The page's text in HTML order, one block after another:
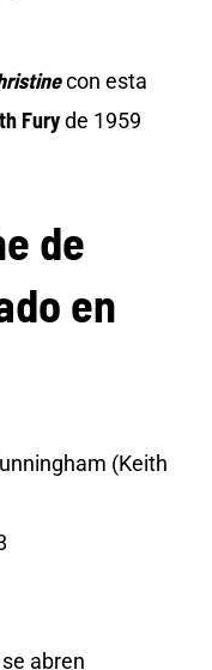
con esta
Furyde 1959
de
en
(Keith
abren